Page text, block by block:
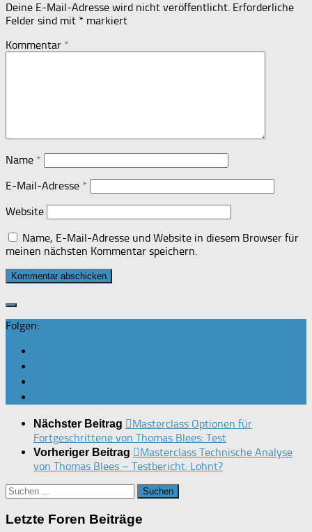
Deine E-Mail-Adresse wird nicht veröffentlicht. Erforderliche
Felder sind mit * markiert
Kommentar *
Name *
E-Mail-Adresse *
Website
Name, E-Mail-Adresse und Website in diesem Browser für
meinen nächsten Kommentar speichern.
Folgen:
Nächster Beitrag
Masterclass Optionen für
Fortgeschrittene von Thomas Blees: Test
Vorheriger Beitrag
Masterclass Technische Analyse
von Thomas Blees – Testbericht: Lohnt?
Suchen
Letzte Foren Beiträge